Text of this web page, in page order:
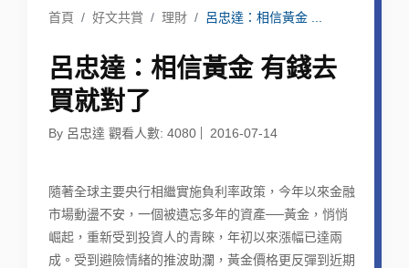
首頁 好文共賞 理財 呂忠達：相信黃金 ...
呂忠達：相信黃金 有錢去
買就對了
By 呂忠達 觀看人數: 4080 2016-07-14
隨著全球主要央行相繼實施負利率政策，今年以來金融
市場動盪不安，一個被遺忘多年的資產──黃金，悄悄
崛起，重新受到投資人的青睞，年初以來漲幅已達兩
成。受到避險情緒的推波助瀾，黃金價格更反彈到近期